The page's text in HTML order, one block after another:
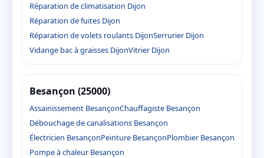
Réparation de climatisation Dijon
Réparation de fuites Dijon
Réparation de volets roulants DijonSerrurier Dijon
Vidange bac à graisses DijonVitrier Dijon
Besançon (25000)
Assainissement BesançonChauffagiste Besançon
Débouchage de canalisations Besançon
Électricien BesançonPeinture BesançonPlombier Besançon
Pompe à chaleur Besançon